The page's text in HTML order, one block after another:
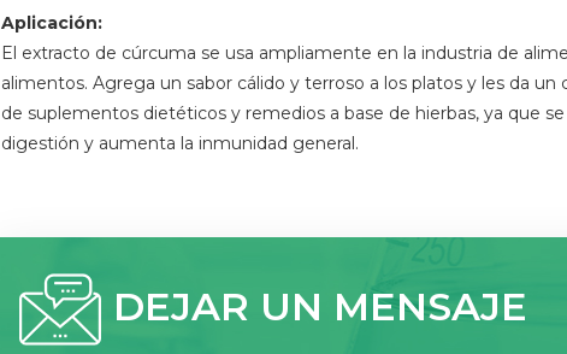
Aplicación:
El extracto de cúrcuma se usa ampliamente en la industria de
alimentos. Agrega un sabor cálido y terroso a los platos y les da
de suplementos dietéticos y remedios a base de hierbas, ya que
digestión y aumenta la inmunidad general.
DEJAR UN MENSAJE